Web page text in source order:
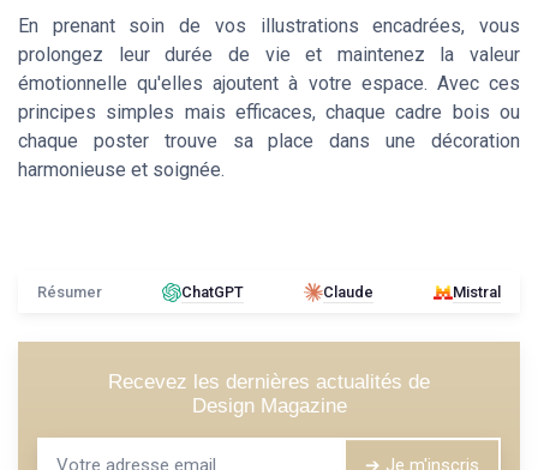
En prenant soin de vos illustrations encadrées, vous
prolongez leur durée de vie et maintenez la valeur
émotionnelle qu'elles ajoutent à votre espace. Avec ces
principes simples mais efficaces, chaque cadre bois ou
chaque poster trouve sa place dans une décoration
harmonieuse et soignée.
Résumer ChatGPT Claude Mistral
Recevez les dernières actualités de
Design Magazine
➔ Je m'inscris